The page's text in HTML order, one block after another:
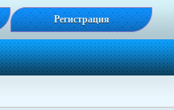
Регистрация